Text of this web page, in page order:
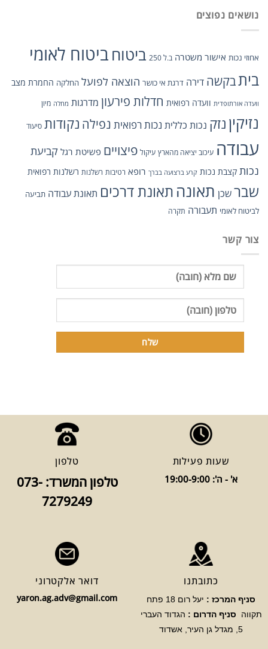
נושאים נפוצים
אחוזי נכות אישור משטרה ב.ל 250 ביטוחביטוח לאומי
ביתבקשה דירה דרגת אי כושר הוצאה לפועל החלקה החמרת מצב
וועדה אורתופדית וועדה רפואית חדלות פירעון מדרגות מחלה מיון
נזיקיןנזק נכות כללית נכות רפואית נפילה נקודות סיעוד
עבודה עיכוב יציאה מהארץ עיקול פיצויים פשיטת רגל קביעת
נכות קצבת נכות קרע ברצועה בברך רופא רטיבות רשלנות רשלנות רפואית
שברשכן תאונה תאונת דרכים תאונת עבודה תביעה
לביטוח לאומי תעבורה תקרה
צור קשר
שעות פעילות
א' - ה': 19:00-9:00
טלפון
טלפון המשרד: 073-
7279249
כתובתנו
סניף המרכז :
יעל רום 18 פתח
תקווה
סניף הדרום : הגדוד העברי
5, מגדל גן העיר, אשדוד
דואר אלקטרוני
yaron.ag.adv@gmail.com